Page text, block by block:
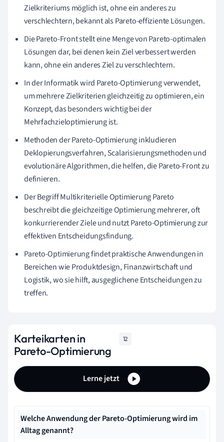
Zielkriteriums möglich ist, ohne ein anderes zu
verschlechtern, bekannt als Pareto-effiziente Lösungen.
Die Pareto-Front stellt eine Menge von Pareto-optimalen
Lösungen dar, bei denen kein Ziel verbessert werden
kann, ohne ein anderes Ziel zu verschlechtern.
In der Informatik wird Pareto-Optimierung verwendet,
um mehrere Zielkriterien gleichzeitig zu optimieren, ein
Konzept, das besonders wichtig bei der
Mehrfachzieloptimierung ist.
Methoden der Pareto-Optimierung inkludieren
Deklopierungsverfahren, Scalarisierungsmethoden und
evolutionäre Algorithmen, die helfen, die Pareto-Front zu
definieren.
Der Begriff Multikriterielle Optimierung Pareto
beschreibt die gleichzeitige Optimierung mehrerer, oft
konkurrierender Ziele und nutzt Pareto-Optimierung zur
effektiven Entscheidungsfindung.
Pareto-Optimierung findet praktische Anwendungen in
Bereichen wie Produktdesign, Finanzwirtschaft und
Logistik, wo sie hilft, ausgeglichene Entscheidungen zu
treffen.
Karteikarten in
Pareto-Optimierung
12
Lerne jetzt
Welche Anwendung der Pareto-Optimierung wird im
Alltag genannt?